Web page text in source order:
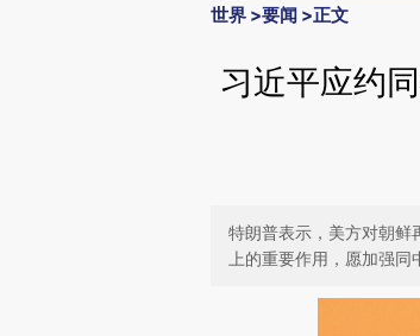
世界 >要闻 >正文
习近平应约
特朗普表示，美方对朝鲜
上的重要作用，愿加强